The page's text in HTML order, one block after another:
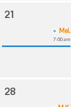
21
Mei.
7:00 am
28